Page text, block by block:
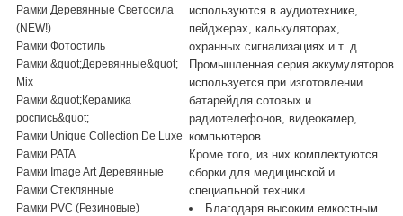
Рамки Деревянные Светосила
(NEW!)
Рамки Фотостиль
Рамки &quot;Деревянные&quot;
Mix
Рамки &quot;Керамика
роспись&quot;
Рамки Unique Collection De Luxe
Рамки PATA
Рамки Image Art Деревянные
Рамки Стеклянные
Рамки PVC (Резиновые)
используются в аудиотехнике,
пейджерах, калькуляторах,
охранных сигнализациях и т. д.
Промышленная серия аккумуляторов
используется при изготовлении
батарейдля сотовых и
радиотелефонов, видеокамер,
компьютеров.
Кроме того, из них комплектуются
сборки для медицинской и
специальной техники.
Благодаря высоким емкостным